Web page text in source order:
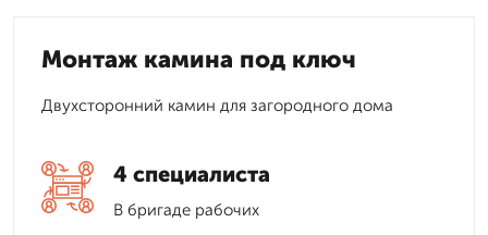
Монтаж камина под ключ
Двухсторонний камин для загородного дома
4 специалиста
В бригаде рабочих